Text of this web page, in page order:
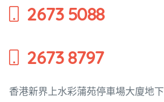
2673 5088
2673 8797
香港新界上水彩蒲苑停車場大廈地下